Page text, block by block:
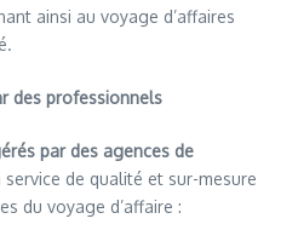
ainsi au voyage d’affaires
des professionnels
par des agences de
de qualité et sur-mesure
du voyage d’affaire :